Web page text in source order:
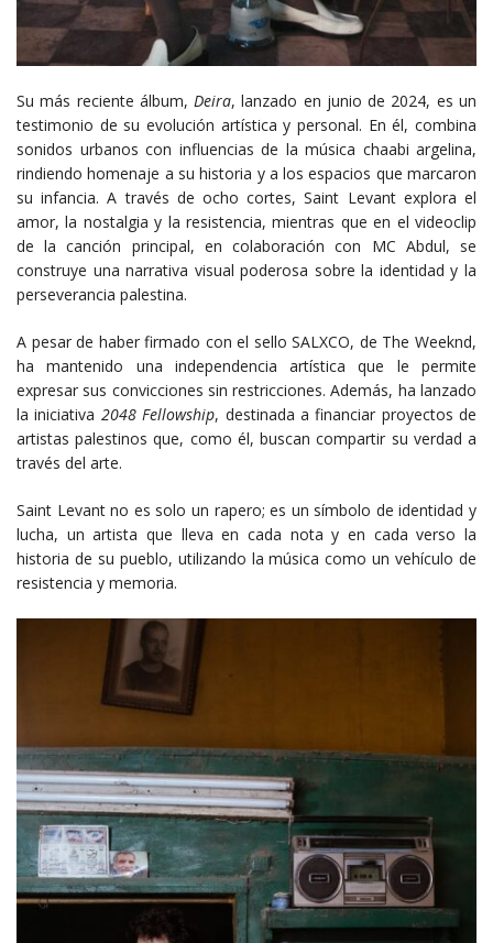
Su más reciente álbum,Deira, lanzado en junio de 2024, es un
testimonio de su evolución artística y personal. En él, combina
sonidos urbanos con influencias de la música chaabi argelina,
rindiendo homenaje a su historia y a los espacios que marcaron
su infancia. A través de ocho cortes, Saint Levant explora el
amor, la nostalgia y la resistencia, mientras que en el videoclip
de la canción principal, en colaboración con MC Abdul, se
construye una narrativa visual poderosa sobre la identidad y la
perseverancia palestina.
A pesar de haber firmado con el sello SALXCO, de The Weeknd,
ha mantenido una independencia artística que le permite
expresar sus convicciones sin restricciones. Además, ha lanzado
la iniciativa 2048 Fellowship, destinada a financiar proyectos de
artistas palestinos que, como él, buscan compartir su verdad a
través del arte.
Saint Levant no es solo un rapero; es un símbolo de identidad y
lucha, un artista que lleva en cada nota y en cada verso la
historia de su pueblo, utilizando la música como un vehículo de
resistencia y memoria.